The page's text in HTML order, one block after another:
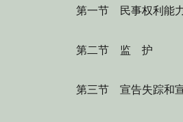
第一节 民事权利能力和
第二节 监 护
第三节 宣告失踪和宣